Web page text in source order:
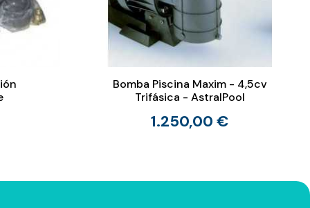
Bomba Piscina Maxim - 4,5cv
Trifásica - AstralPool
1.250,00 €